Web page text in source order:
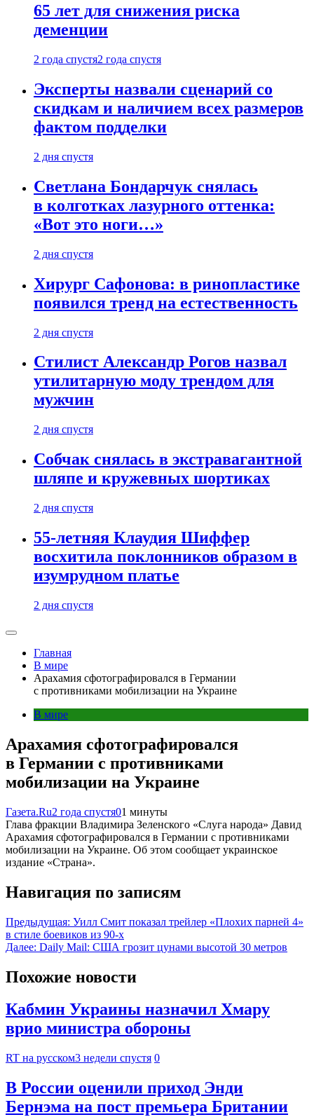
65 лет для снижения риска
деменции
2 года спустя2 года спустя
Эксперты назвали сценарий со
скидкам и наличием всех размеров
фактом подделки
2 дня спустя
Светлана Бондарчук снялась
в колготках лазурного оттенка:
«Вот это ноги…»
2 дня спустя
Хирург Сафонова: в ринопластике
появился тренд на естественность
2 дня спустя
Стилист Александр Рогов назвал
утилитарную моду трендом для
мужчин
2 дня спустя
Собчак снялась в экстравагантной
шляпе и кружевных шортиках
2 дня спустя
55-летняя Клаудия Шиффер
восхитила поклонников образом в
изумрудном платье
2 дня спустя
Главная
В мире
Арахамия сфотографировался в Германии
с противниками мобилизации на Украине
В мире
Арахамия сфотографировался
в Германии с противниками
мобилизации на Украине
Газета.Ru2 года спустя01 минуты
Глава фракции Владимира Зеленского «Слуга народа» Давид
Арахамия сфотографировался в Германии с противниками
мобилизации на Украине. Об этом сообщает украинское
издание «Страна».
Навигация по записям
Предыдущая: Уилл Смит показал трейлер «Плохих парней 4»
в стиле боевиков из 90-х
Далее: Daily Mail: США грозит цунами высотой 30 метров
Похожие новости
Кабмин Украины назначил Хмару
врио министра обороны
RT на русском3 недели спустя 0
В России оценили приход Энди
Бернэма на пост премьера Британии